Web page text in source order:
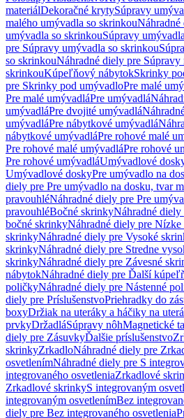
materiálDekoračné krytySúpravy
malého umývadla so skrinkouNáhradné
umývadla so skrinkouSúpravy
pre Súpravy umývadla so skrinkou
so skrinkouNáhradné diely pre
skrinkouKúpeľňový nábytokSkrinky
pre Skrinky pod umývadloPre malé
Pre malé umývadláPre umývadlá
umývadláPre dvojité umývadlá
umývadláPre nábytkové umývadlá
nábytkové umývadláPre rohové malé
Pre rohové malé umývadláPre rohové
Pre rohové umývadláUmývadlové
Umývadlové doskyPre umývadlo na
diely pre Pre umývadlo na dosku, tvar
pravouhléNáhradné diely pre Pre
pravouhléBočné skrinkyNáhradné
bočné skrinkyNáhradné diely pre
skrinkyNáhradné diely pre Vysoké
skrinkyNáhradné diely pre Stredne
skrinkyNáhradné diely pre Závesné
nábytokNáhradné diely pre Ďalší
poličkyNáhradné diely pre Nástenné
diely pre PríslušenstvoPriehradky do
boxyDržiak na uteráky a háčiky na
prvkyDržadláSúpravy nôhMagnetické
diely pre ZásuvkyĎalšie príslušenstvo
skrinkyZrkadloNáhradné diely pre
osvetlenímNáhradné diely pre S
integrovaného osvetleniaZrkadlové
Zrkadlové skrinkyS integrovaným
integrovaným osvetlenímBez
diely pre Bez integrovaného osvetlenia